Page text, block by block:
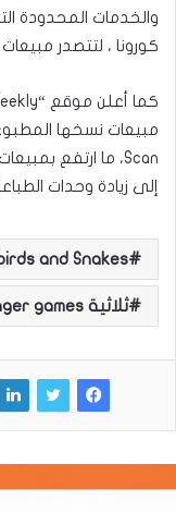
والخدمات المحدودة
كورونا ، لتتصدر
إلى زيادة وحدات الطباعة
and Snakes
ثلاثية The hunger games